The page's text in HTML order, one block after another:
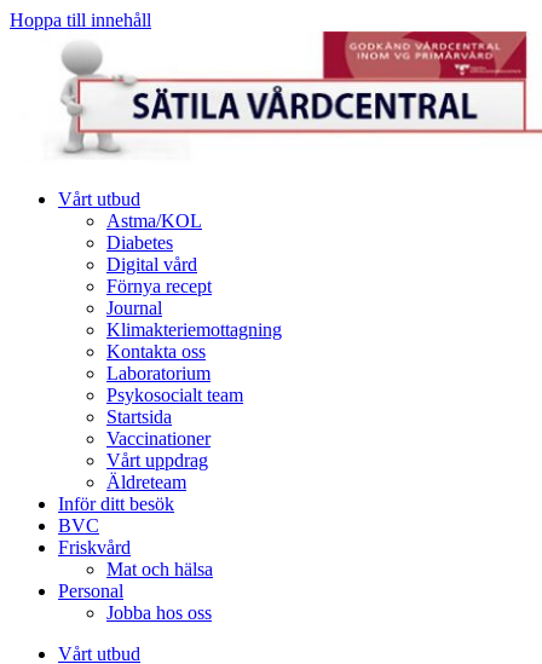
Hoppa till innehåll
Vårt utbud
Astma/KOL
Diabetes
Digital vård
Förnya recept
Journal
Klimakteriemottagning
Kontakta oss
Laboratorium
Psykosocialt team
Startsida
Vaccinationer
Vårt uppdrag
Äldreteam
Inför ditt besök
BVC
Friskvård
Mat och hälsa
Personal
Jobba hos oss
Vårt utbud